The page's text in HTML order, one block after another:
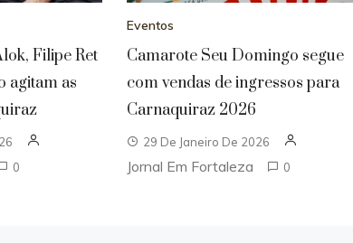
Filipe Ret
agitam as
0
Eventos
Camarote Seu Domingo segue
com vendas de ingressos para
Carnaquiraz 2026
29 De Janeiro De 2026
Jornal Em Fortaleza 0